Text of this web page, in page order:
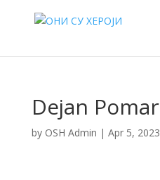
Dejan Pomar
by OSH Admin | Apr 5, 2023